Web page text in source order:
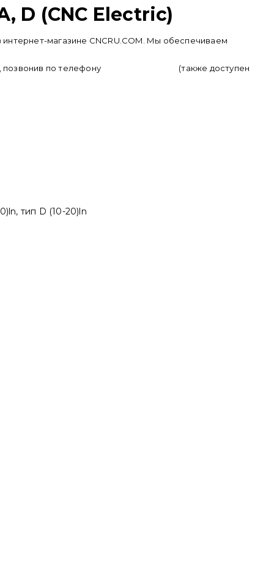
D (CNC Electric)
интернет-магазине CNCRU.COM. Мы обеспечиваем
позвонив по телефону
(также доступен
тип D (10-20)ln